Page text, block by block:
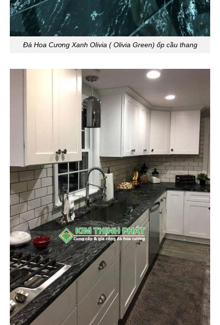
Đá Hoa Cương Xanh Olivia ( Olivia Green) ốp cầu thang